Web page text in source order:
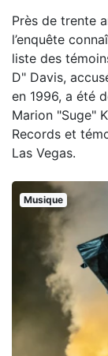
Près de trente
l’enquête
liste des
D" Davis,
en 1996, a été
Marion "Suge"
Records et
Las Vegas.
Musique